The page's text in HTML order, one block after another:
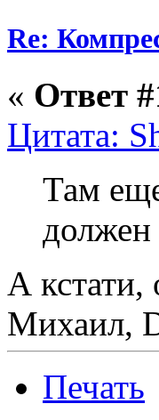
Re:
« Ответ
Цитата:
Там
должен
А кстати,
Михаил,
Печать